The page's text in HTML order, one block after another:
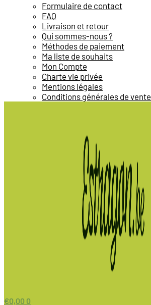
Formulaire de contact
FAQ
Livraison et retour
Qui sommes-nous ?
Méthodes de paiement
Ma liste de souhaits
Mon Compte
Charte vie privée
Mentions légales
Conditions générales de vente
€0,00 0